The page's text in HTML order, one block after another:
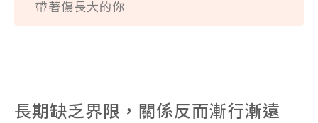
帶著傷長大的你
長期缺乏界限，關係反而漸行漸遠